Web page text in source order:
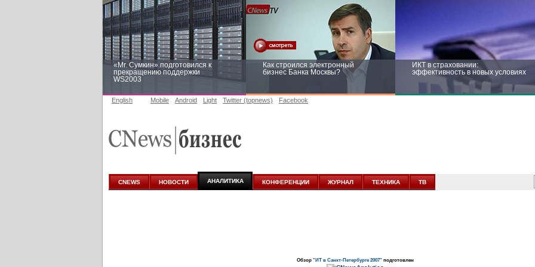
«Mr. Сумкин» подготовился к
прекращению поддержки
WS2003
Как строился электронный
бизнес Банка Москвы?
ИКТ в страховании:
эффективность в новых условиях
аналитике
новых условиях
English Mobile Android Light Twitter (topnews) Facebook
CNEWS НОВОСТИ АНАЛИТИКА КОНФЕРЕНЦИИ ЖУРНАЛ ТЕХНИКА ТВ
Обзор "ИТ в Санкт-Петербурге 2007" подготовлен